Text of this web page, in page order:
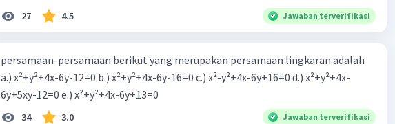
27 4.5 Jawaban terverifikasi
persamaan-persamaan berikut yang merupakan persamaan lingkaran adalah
a.) x²+y²+4x-6y-12=0 b.) x²+y²+4x-6y-16=0 c.) x²-y²+4x-6y+16=0 d.) x²+y²+4x-
6y+5xy-12=0 e.) x²+y²+4x-6y+13=0
34 3.0 Jawaban terverifikasi